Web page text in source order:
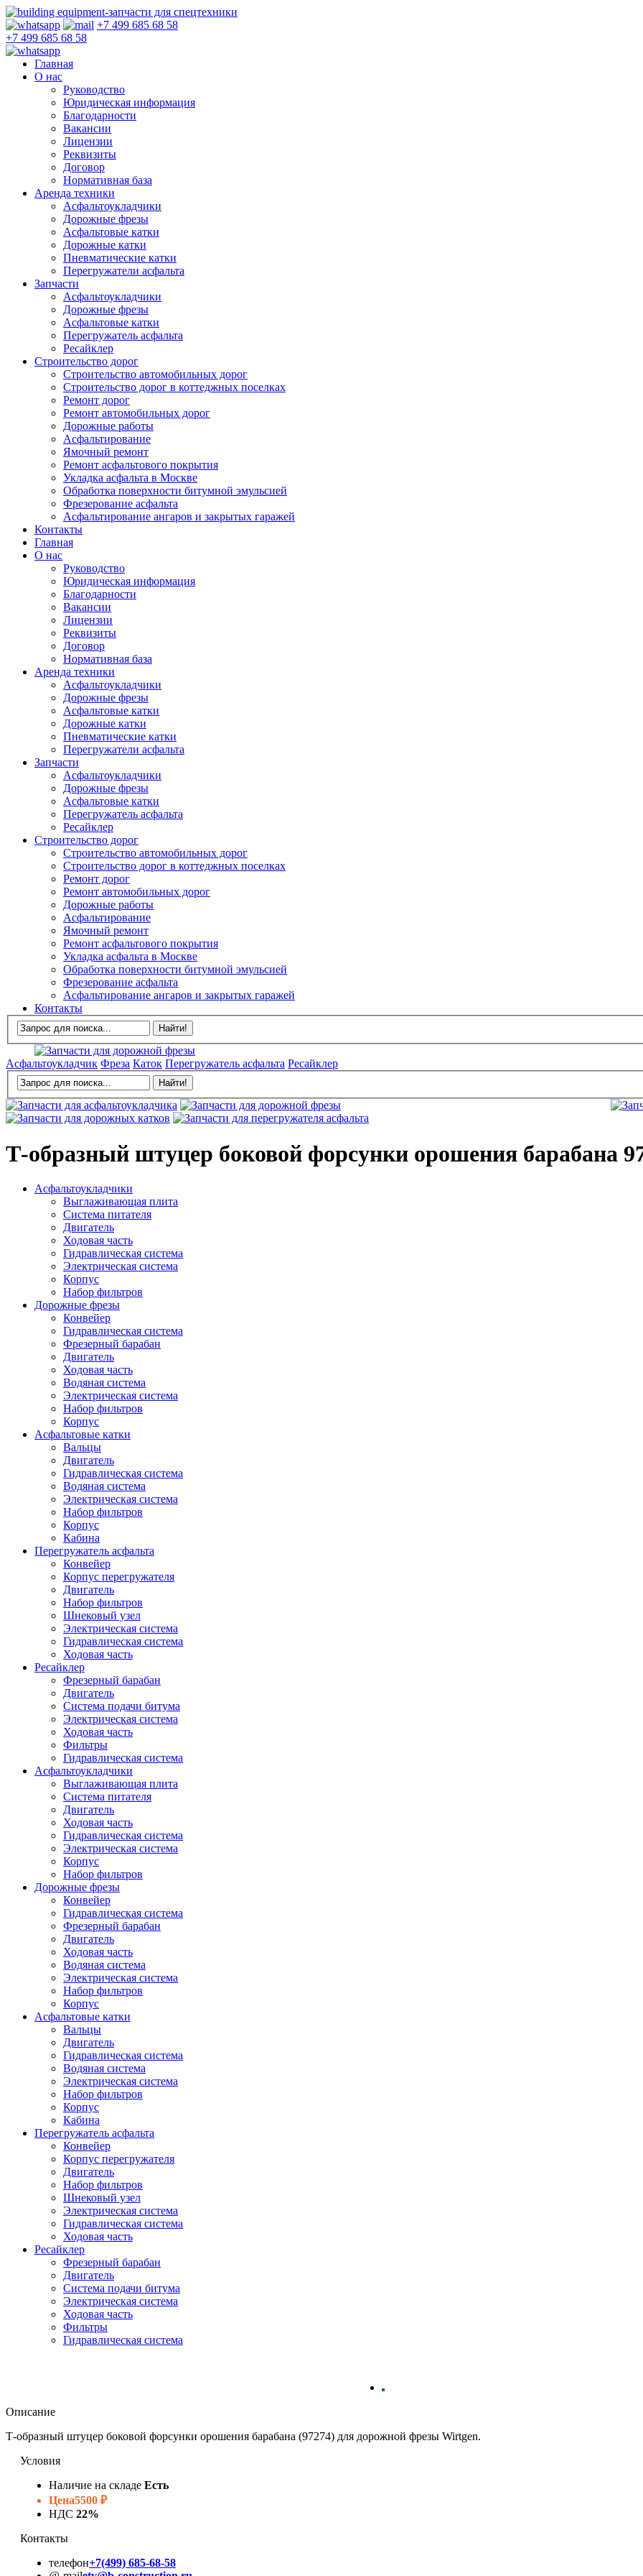
+7 499 685 68 58
+7 499 685 68 58
Главная
О нас
Руководство
Юридическая информация
Благодарности
Вакансии
Лицензии
Реквизиты
Договор
Нормативная база
Аренда техники
Асфальтоукладчики
Дорожные фрезы
Асфальтовые катки
Дорожные катки
Пневматические катки
Перегружатели асфальта
Запчасти
Асфальтоукладчики
Дорожные фрезы
Асфальтовые катки
Перегружатель асфальта
Ресайклер
Строительство дорог
Строительство автомобильных дорог
Строительство дорог в коттеджных поселках
Ремонт дорог
Ремонт автомобильных дорог
Дорожные работы
Асфальтирование
Ямочный ремонт
Ремонт асфальтового покрытия
Укладка асфальта в Москве
Обработка поверхности битумной эмульсией
Фрезерование асфальта
Асфальтирование ангаров и закрытых гаражей
Контакты
Главная
О нас
Руководство
Юридическая информация
Благодарности
Вакансии
Лицензии
Реквизиты
Договор
Нормативная база
Аренда техники
Асфальтоукладчики
Дорожные фрезы
Асфальтовые катки
Дорожные катки
Пневматические катки
Перегружатели асфальта
Запчасти
Асфальтоукладчики
Дорожные фрезы
Асфальтовые катки
Перегружатель асфальта
Ресайклер
Строительство дорог
Строительство автомобильных дорог
Строительство дорог в коттеджных поселках
Ремонт дорог
Ремонт автомобильных дорог
Дорожные работы
Асфальтирование
Ямочный ремонт
Ремонт асфальтового покрытия
Укладка асфальта в Москве
Обработка поверхности битумной эмульсией
Фрезерование асфальта
Асфальтирование ангаров и закрытых гаражей
Контакты
Асфальтоукладчик Фреза Каток Перегружатель асфальта Ресайклер
Т-образный штуцер боковой форсунки орошения барабана
Асфальтоукладчики
Выглаживающая плита
Система питателя
Двигатель
Ходовая часть
Гидравлическая система
Электрическая система
Корпус
Набор фильтров
Дорожные фрезы
Конвейер
Гидравлическая система
Фрезерный барабан
Двигатель
Ходовая часть
Водяная система
Электрическая система
Набор фильтров
Корпус
Асфальтовые катки
Вальцы
Двигатель
Гидравлическая система
Водяная система
Электрическая система
Набор фильтров
Корпус
Кабина
Перегружатель асфальта
Конвейер
Корпус перегружателя
Двигатель
Набор фильтров
Шнековый узел
Электрическая система
Гидравлическая система
Ходовая часть
Ресайклер
Фрезерный барабан
Двигатель
Система подачи битума
Электрическая система
Ходовая часть
Фильтры
Гидравлическая система
Асфальтоукладчики
Выглаживающая плита
Система питателя
Двигатель
Ходовая часть
Гидравлическая система
Электрическая система
Корпус
Набор фильтров
Дорожные фрезы
Конвейер
Гидравлическая система
Фрезерный барабан
Двигатель
Ходовая часть
Водяная система
Электрическая система
Набор фильтров
Корпус
Асфальтовые катки
Вальцы
Двигатель
Гидравлическая система
Водяная система
Электрическая система
Набор фильтров
Корпус
Кабина
Перегружатель асфальта
Конвейер
Корпус перегружателя
Двигатель
Набор фильтров
Шнековый узел
Электрическая система
Гидравлическая система
Ходовая часть
Ресайклер
Фрезерный барабан
Двигатель
Система подачи битума
Электрическая система
Ходовая часть
Фильтры
Гидравлическая система
Описание
Т-образный штуцер боковой форсунки орошения барабана (97274) для дорожной фрезы Wirtgen.
Условия
Наличие на складе Есть
Цена5500 ₽
НДС 22%
Контакты
телефон+7(499) 685-68-58